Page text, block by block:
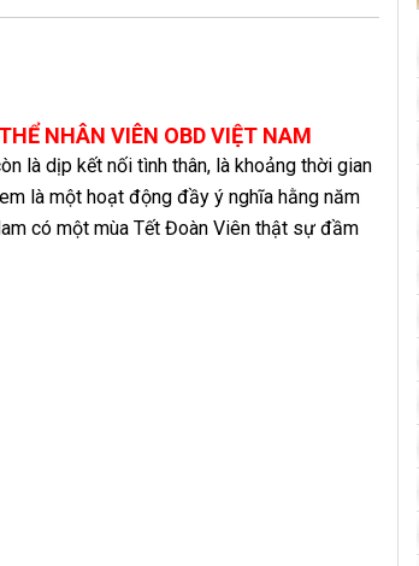
NHÂN VIÊN OBD VIỆT NAM
là dịp kết nối tình thân, là khoảng thời gian
là một hoạt động đầy ý nghĩa hằng năm
có một mùa Tết Đoàn Viên thật sự đầm